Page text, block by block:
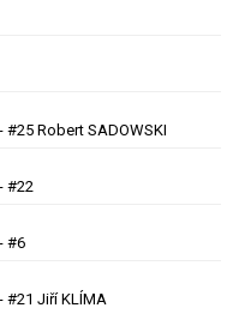
#25 Robert SADOWSKI
#22
#6
#21 Jiří KLÍMA